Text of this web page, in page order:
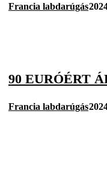
Francia labdarúgás
90 EURÓÉRT
Francia labdarúgás